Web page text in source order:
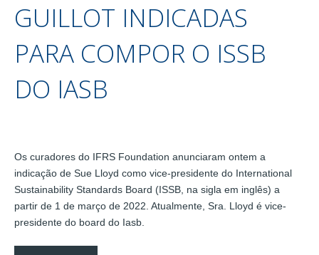
GUILLOT INDICADAS
PARA COMPOR O ISSB
DO IASB
Os curadores do IFRS Foundation anunciaram ontem a
indicação de Sue Lloyd como vice-presidente do International
Sustainability Standards Board (ISSB, na sigla em inglês) a
partir de 1 de março de 2022. Atualmente, Sra. Lloyd é vice-
presidente do board do Iasb.